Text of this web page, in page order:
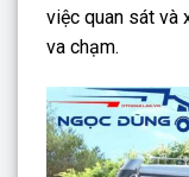
việc quan sát và
va chạm.